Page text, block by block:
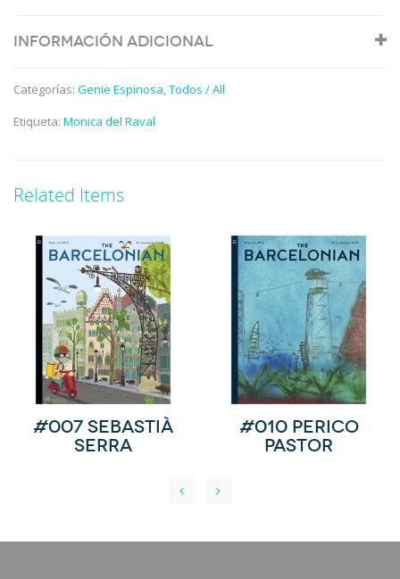
Información adicional
Categorías: Genie Espinosa Todos / All
Etiqueta: Monica del Raval
Related Items
#007 Sebastià
Serra
#010 Perico
Pastor